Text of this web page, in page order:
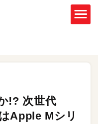
!? 次世代
Apple Mシリ